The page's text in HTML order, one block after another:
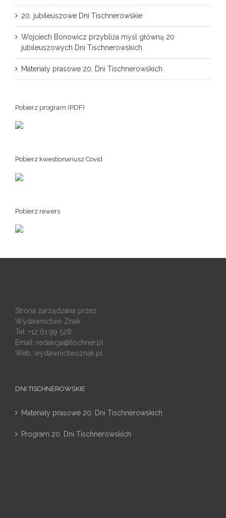
20. jubileuszowe Dni Tischnerowskie
Wojciech Bonowicz przybliża myśl główną 20
jubileuszowych Dni Tischnerowskich
Materiały prasowe 20. Dni Tischnerowskich
Pobierz program (PDF)
Pobierz kwestionariusz Covid
Pobierz rewers
Strona zarządzana przez
Wydawnictwo Znak
Tel: +12 61 99 528
Email: redakcja@tischner.pl
Web: wydawnictwoznak.pl
DNI TISCHNEROWSKIE
Materiały prasowe 20. Dni Tischnerowskich
Program 20. Dni Tischnerowskich